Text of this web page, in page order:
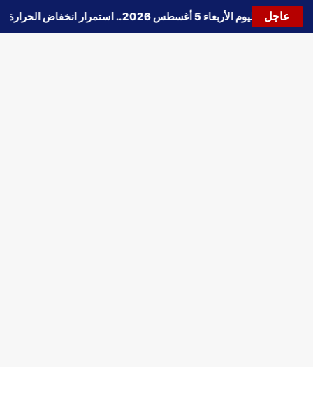
عاجل
حالة الطقس اليوم الأربعاء 5 أغسطس 2026.. استمرار انخفاض الحرارة وتحذيرات من الشبورة واضطراب الملاحة